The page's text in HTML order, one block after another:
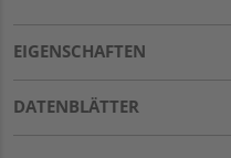
EIGENSCHAFTEN
DATENBLÄTTER